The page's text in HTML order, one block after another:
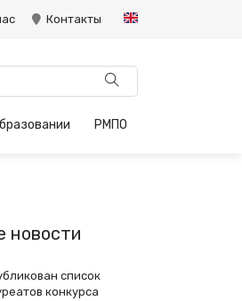
Контакты
РМПО
новости
список
конкурса